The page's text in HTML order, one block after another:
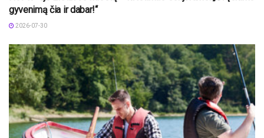
gyvenimą čia ir dabar!“
2026-07-30